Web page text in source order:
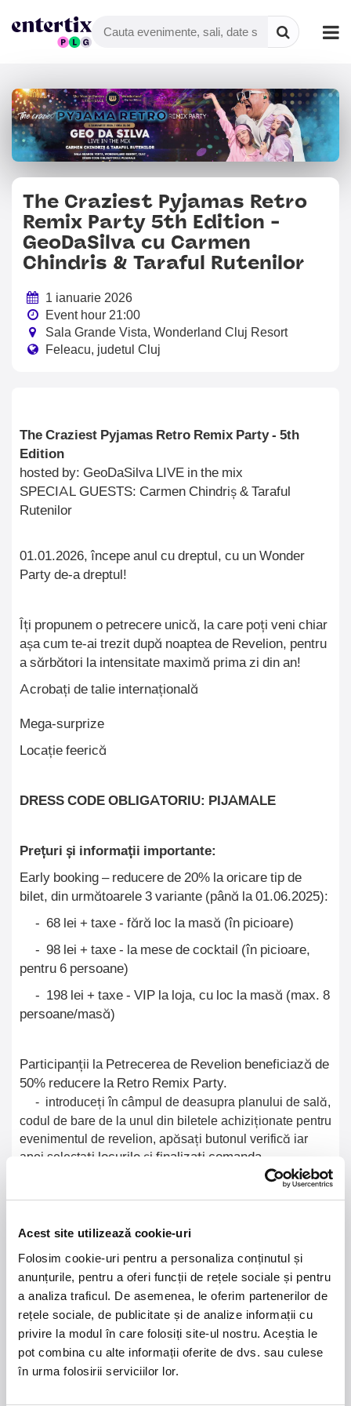
Acest site utilizează cookie-uri
Folosim cookie-uri pentru a personaliza conținutul și
anunțurile, pentru a oferi funcții de rețele sociale și pentru
a analiza traficul. De asemenea, le oferim partenerilor de
rețele sociale, de publicitate și de analize informații cu
privire la modul în care folosiți site-ul nostru. Aceștia le
pot combina cu alte informații oferite de dvs. sau culese
în urma folosirii serviciilor lor.
The Craziest Pyjamas Retro Remix Party - 5th
Edition
hosted by: GeoDaSilva LIVE in the mix
SPECIAL GUESTS: Carmen Chindriș& Taraful
Rutenilor
01.01.2026, începe anul cu dreptul, cu un Wonder
Party de-a dreptul!
Îți propunem o petrecere unică, la care poți veni chiar
așa cum te-ai trezit după noaptea de Revelion, pentru
a sărbători la intensitate maximă prima zi din an!
Acrobați de talie internațională
Mega-surprize
Locație feerică
DRESS CODE OBLIGATORIU: PIJAMALE
Prețuri și informații importante:
Early booking – reducere de 20% la oricare tip de
bilet, din următoarele 3 variante (până la 01.06.2025):
- 68 lei + taxe - fără loc la masă (în picioare)
- 98 lei + taxe - la mese de cocktail (în picioare,
pentru 6 persoane)
- 198 lei + taxe - VIP la loja, cu loc la masă (max. 8
persoane/masă)
Participanții la Petrecerea de Revelion beneficiază de
50% reducere la Retro Remix Party.
- introduceți în câmpul de deasupra planului de sală,
codul de bare de la unul din biletele achiziționate pentru
evenimentul de revelion, apăsați butonul verifică iar
apoi selectați locurile și finalizați comanda.
-băutura se comanda de la bar
Rezervări și detalii la:
- Telefon: +40740 966 337 (sau 0740 WONDER) /
0364 888 840
- E-mail:reception@wonderland.ro
The Craziest Pyjamas Retro
Remix Party 5th Edition -
GeoDaSilva cu Carmen
Chindris & Taraful Rutenilor
1 ianuarie 2026
Event hour 21:00
Sala Grande Vista, Wonderland Cluj Resort
Feleacu, judetul Cluj